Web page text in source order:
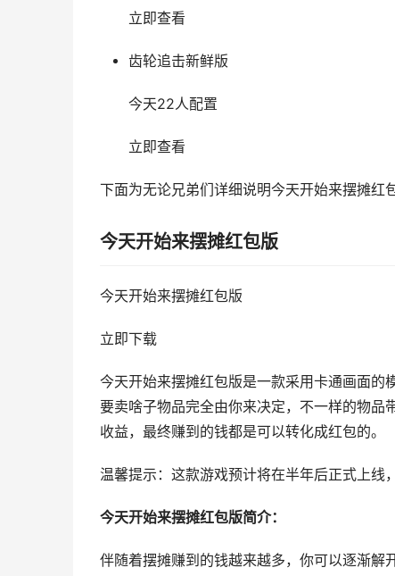
立即查看
齿轮追击新鲜版
今天22人配置
立即查看
下面为无论兄弟们详细说明今天开始来摆摊红
今天开始来摆摊红包版
今天开始来摆摊红包版
立即下载
今天开始来摆摊红包版是一款采用卡通画面的
要卖啥子物品完全由你来决定，不一样的物品
收益，最终赚到的钱都是可以转化成红包的。
温馨提示：这款游戏预计将在半年后正式上线
今天开始来摆摊红包版简介：
伴随着摆摊赚到的钱越来越多，你可以逐渐解